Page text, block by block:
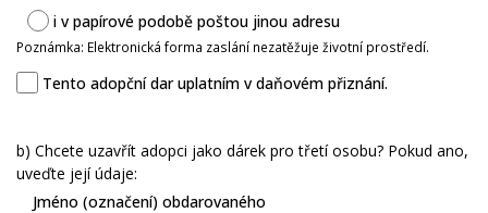
i v papírové podobě poštou jinou adresu
Poznámka: Elektronická forma zaslání nezatěžuje životní prostředí.
Tento adopční dar uplatním v daňovém přiznání.
b) Chcete uzavřít adopci jako dárek pro třetí osobu? Pokud ano,
uveďte její údaje:
Jméno (označení) obdarovaného